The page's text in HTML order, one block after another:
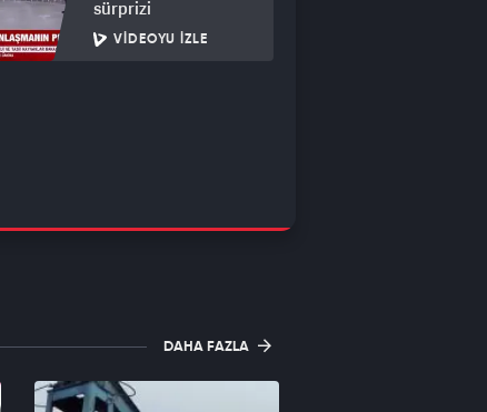
sürprizi
VIDEOYU İZLE
DAHA FAZLA